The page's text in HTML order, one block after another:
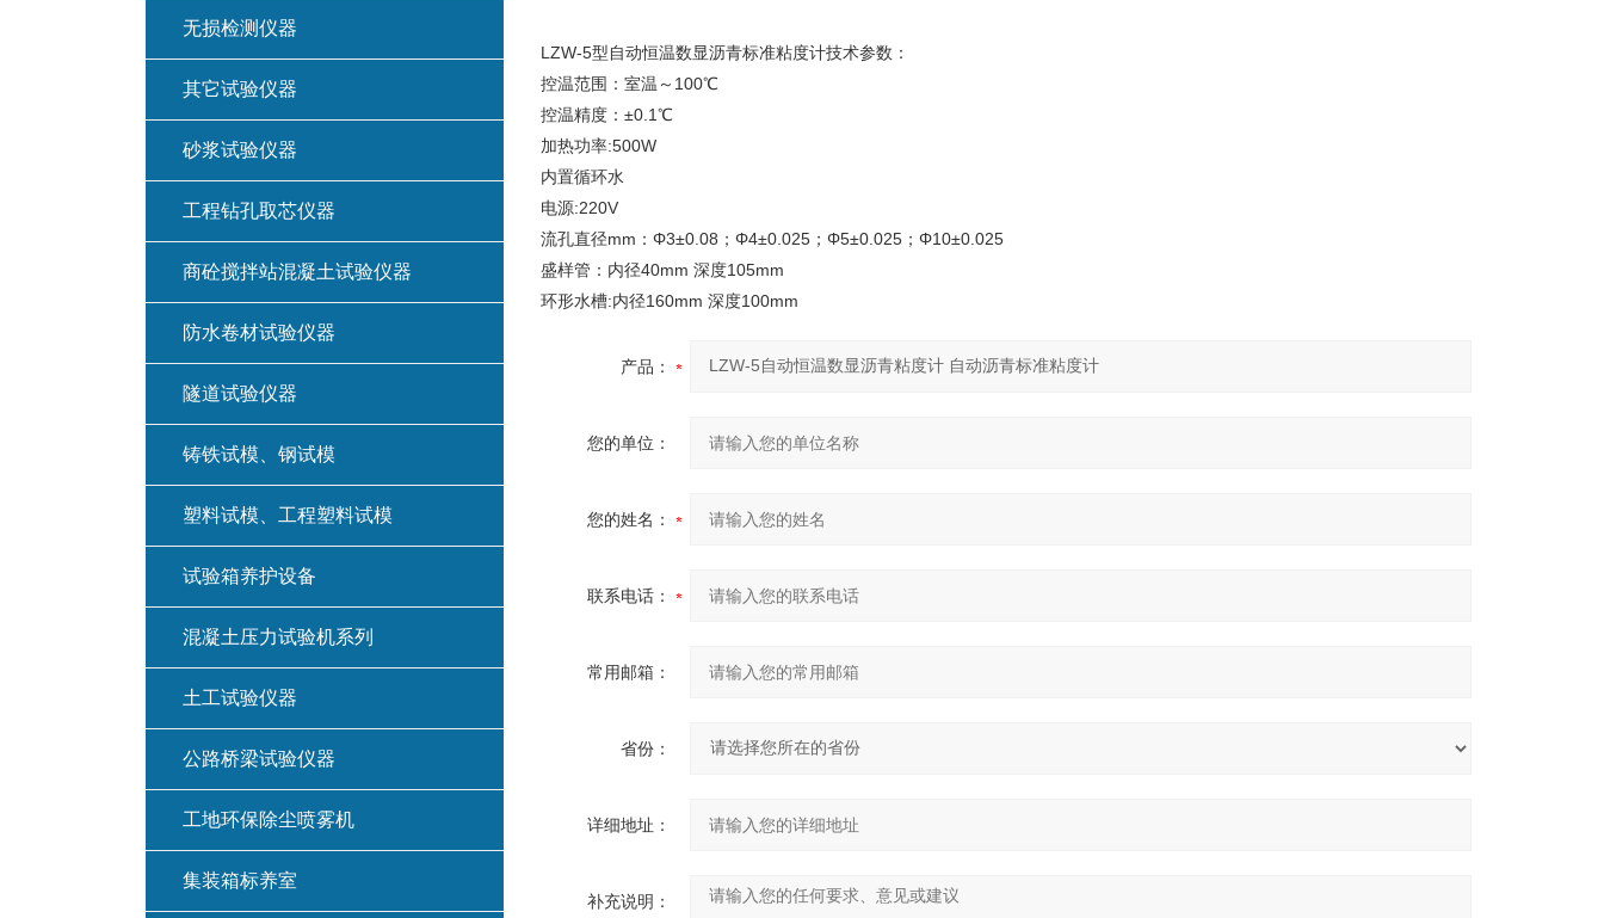
LZW-5型自动恒温数显沥青标准粘度计技术参数：
控温范围：室温～100℃
控温精度：±0.1℃
加热功率:500W
内置循环水
电源:220V
流孔直径mm：Φ3±0.08；Φ4±0.025；Φ5±0.025；Φ10±0.025
盛样管：内径40mm 深度105mm
环形水槽:内径160mm 深度100mm
产品：
您的单位：
您的姓名：
联系电话：
常用邮箱：
省份：
详细地址：
补充说明：
无损检测仪器
其它试验仪器
砂浆试验仪器
工程钻孔取芯仪器
商砼搅拌站混凝土试验仪器
防水卷材试验仪器
隧道试验仪器
铸铁试模、钢试模
塑料试模、工程塑料试模
试验箱养护设备
混凝土压力试验机系列
土工试验仪器
公路桥梁试验仪器
工地环保除尘喷雾机
集装箱标养室